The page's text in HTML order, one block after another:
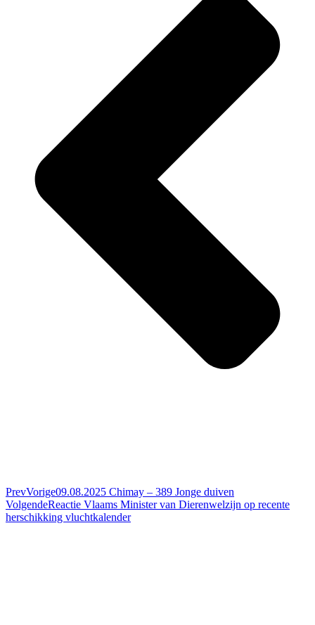
PrevVorige09.08.2025 Chimay – 389 Jonge duiven
VolgendeReactie Vlaams Minister van Dierenwelzijn op recente
herschikking vluchtkalender